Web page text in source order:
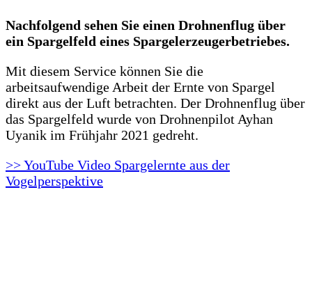
Nachfolgend sehen Sie einen Drohnenflug über
ein Spargelfeld eines Spargelerzeugerbetriebes.
Mit diesem Service können Sie die
arbeitsaufwendige Arbeit der Ernte von Spargel
direkt aus der Luft betrachten. Der Drohnenflug über
das Spargelfeld wurde von Drohnenpilot Ayhan
Uyanik im Frühjahr 2021 gedreht.
>> YouTube Video Spargelernte aus der
Vogelperspektive